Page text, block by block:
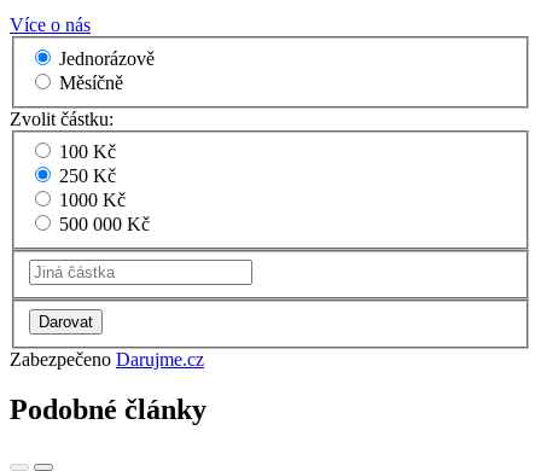
Více o nás
Jednorázově
Měsíčně
Zvolit částku:
100 Kč
250 Kč
1000 Kč
500 000 Kč
Zabezpečeno Darujme.cz
Podobné články